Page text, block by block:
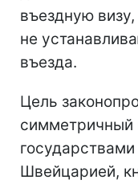
въездную
не
въезда.
Цель
Швейцарией,